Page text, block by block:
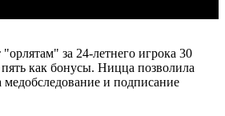
за 24-летнего игрока 30
как бонусы. Ницца позволила
медобследование и подписание